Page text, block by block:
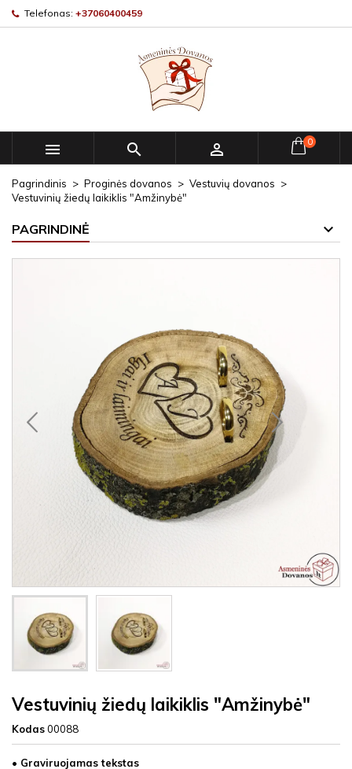
Telefonas: +37060400459
   0
Pagrindinis Proginės dovanos
Vestuvių dovanos
Vestuvinių žiedų laikiklis "Amžinybė"
PAGRINDINĖ
Vestuvinių žiedų laikiklis "Amžinybė"
Kodas00088
• Graviruojamas tekstas